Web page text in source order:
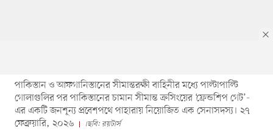
পাকিস্তান ও আফগানিস্তানের সীমান্তরক্ষী বাহিনীর মধ্যে পাল্টাপাল্টি
গোলাগুলির পর পাকিস্তানের চামান সীমান্ত ক্রসিংয়ের ‘ফ্রেন্ডশিপ গেট’-
এর একটি জনশূন্য প্রবেশপথে পাহারায় নিয়োজিত এক সেনাসদস্য। ২৭
ফেব্রুয়ারি, ২০২৬
।ছবি: রয়টার্স